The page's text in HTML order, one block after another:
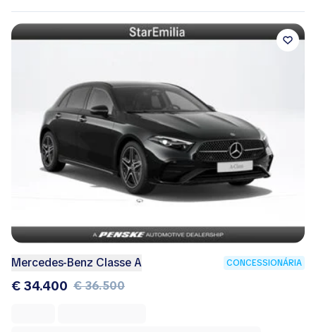
Mercedes-Benz Classe A CONCESSIONÁRIA
€ 34.400 € 36.500